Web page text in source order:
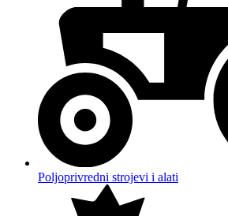
Poljoprivredni strojevi i alati